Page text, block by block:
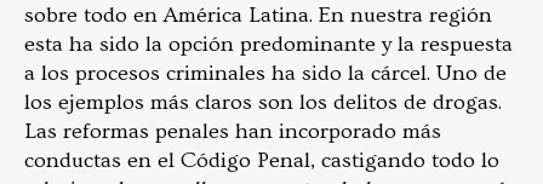
sobre todo en América Latina. En nuestra región
esta ha sido la opción predominante y la respuesta
a los procesos criminales ha sido la cárcel. Uno de
los ejemplos más claros son los delitos de drogas.
Las reformas penales han incorporado más
conductas en el Código Penal, castigando todo lo